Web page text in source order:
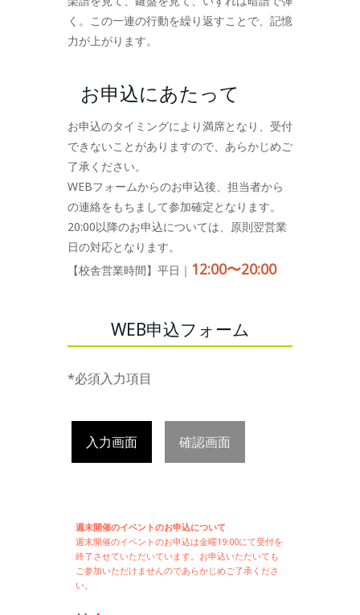
く。この一連の行動を繰り返すことで、記憶
力が上がります。
お申込にあたって
お申込のタイミングにより満席となり、受付
できないことがありますので、あらかじめご
了承ください。
WEBフォームからのお申込後、担当者から
の連絡をもちまして参加確定となります。
20:00以降のお申込については、原則翌営業
日の対応となります。
【校舎営業時間】平日｜ 12:00〜20:00
WEB申込フォーム
*必須入力項目
入力画面 確認画面
週末開催のイベントのお申込について
週末開催のイベントのお申込は金曜19:00にて受付を
終了させていただいています。お申込いただいても
ご参加いただけませんのであらかじめご了承くださ
い。